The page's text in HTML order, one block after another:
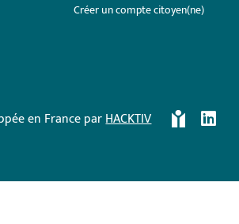
Créer un compte citoyen(ne)
en France parHACKTIV